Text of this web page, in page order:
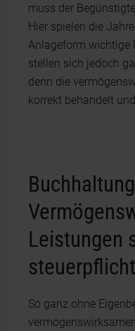
muss der
Hier spielen die
Anlageform wichtige
stellen sich jedoch
denn die
korrekt behandelt
Leistungen
So ganz ohne